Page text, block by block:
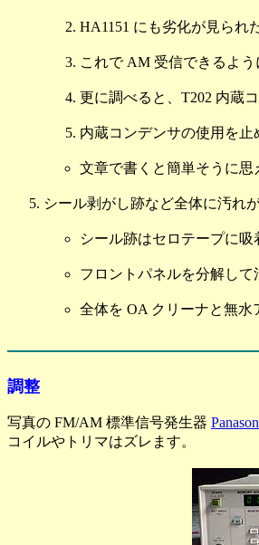
HA1151 にも劣化が見られ
これで AM 受信できるよ
更に調べると、T202 内蔵
内蔵コンデンサの使用を止
文章で書くと簡単そうに思
シール剥がし跡など全体に汚れ
シール跡はセロテープに吸
フロントパネルを分解して
全体を OA クリーナと無水
調整
写真の FM/AM 標準信号発生器
コイルやトリマはズレます。